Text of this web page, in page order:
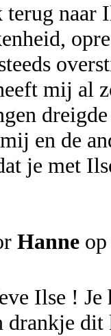
terug naar
mij al
en de
je met
Hanne
Ilse !
drankje